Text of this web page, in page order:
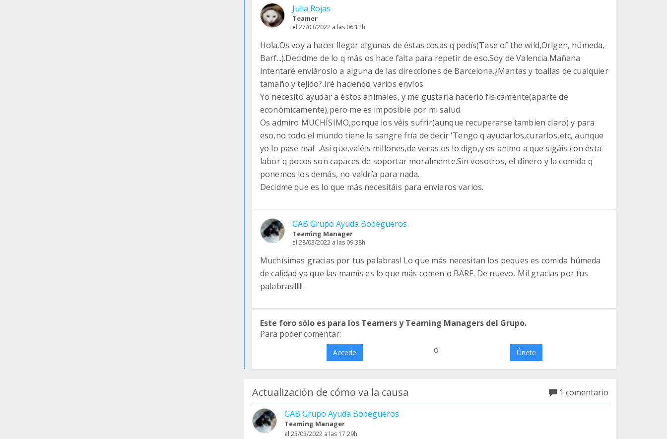
Julia Rojas
Teamer
el 27/03/2022 a las 06:12h
Hola.Os voy a hacer llegar algunas de éstas cosas q pedís(Tase of the wild,Origen, húmeda,
Barf...).Decidme de lo q más os hace falta para repetir de eso.Soy de Valencia.Mañana
intentaré enviároslo a alguna de las direcciones de Barcelona.¿Mantas y toallas de cualquier
tamaño y tejido?.Iré haciendo varios envíos.
Yo necesito ayudar a éstos animales, y me gustaría hacerlo físicamente(aparte de
económicamente),pero me es imposible por mi salud.
Os admiro MUCHÍSIMO,porque los véis sufrir(aunque recuperarse tambien claro) y para
eso,no todo el mundo tiene la sangre fría de decir 'Tengo q ayudarlos,curarlos,etc, aunque
yo lo pase mal' .Así que,valéis millones,de veras os lo digo,y os animo a que sigáis con ésta
labor q pocos son capaces de soportar moralmente.Sin vosotros, el dinero y la comida q
ponemos los demás, no valdría para nada.
Decidme que es lo que más necesitáis para enviaros varios.
GAB Grupo Ayuda Bodegueros
Teaming Manager
el 28/03/2022 a las 09:38h
Muchísimas gracias por tus palabras! Lo que más necesitan los peques es comida húmeda
de calidad ya que las mamis es lo que más comen o BARF. De nuevo, Mil gracias por tus
palabras!!!!!!
Este foro sólo es para los Teamers y Teaming Managers del Grupo.
Para poder comentar:
Accede o Únete
Actualización de cómo va la causa
1 comentario
GAB Grupo Ayuda Bodegueros
Teaming Manager
el 23/03/2022 a las 17:29h